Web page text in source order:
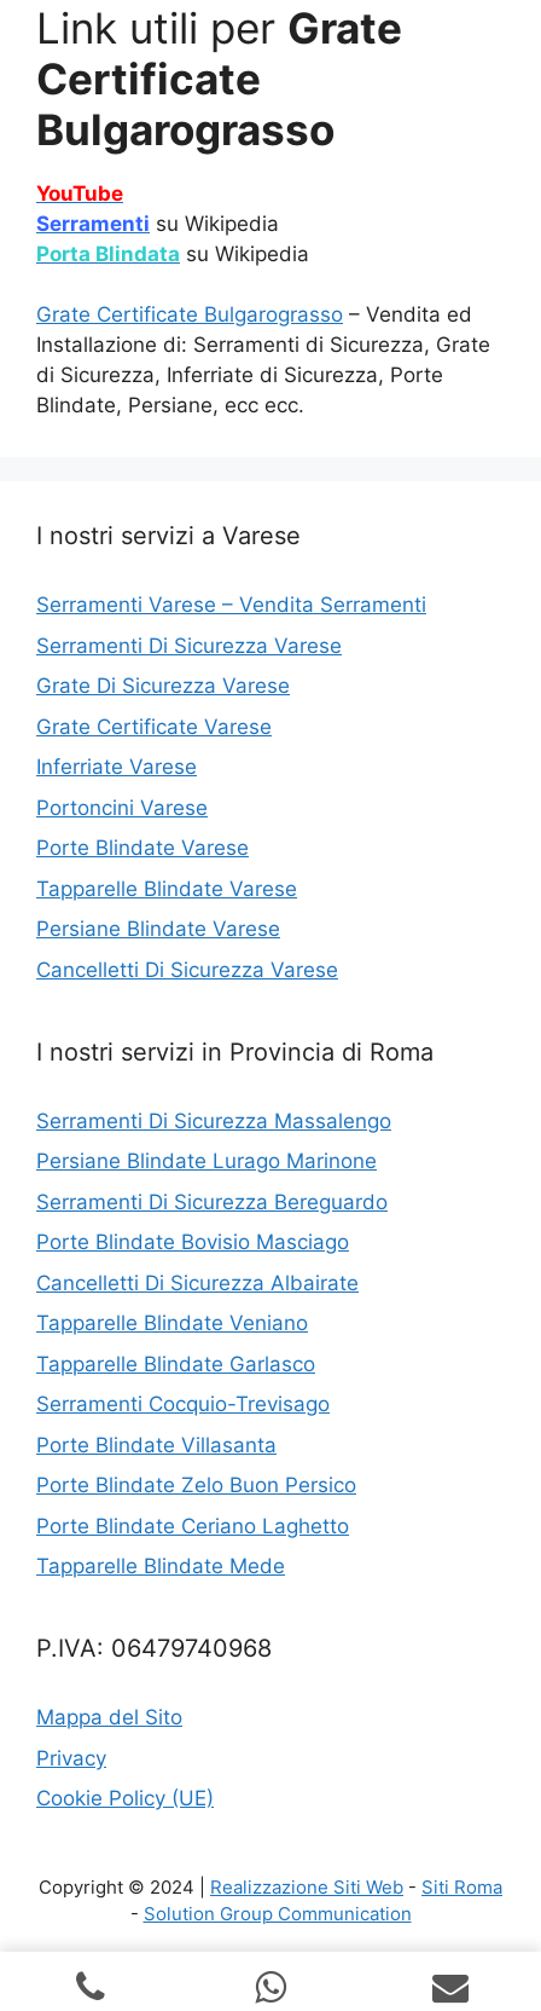
Link utili per Grate
Certificate
Bulgarograsso
YouTube
Serramenti su Wikipedia
Porta Blindata su Wikipedia
Grate Certificate Bulgarograsso – Vendita ed
Installazione di: Serramenti di Sicurezza, Grate
di Sicurezza, Inferriate di Sicurezza, Porte
Blindate, Persiane, ecc ecc.
I nostri servizi a Varese
Serramenti Varese – Vendita Serramenti
Serramenti Di Sicurezza Varese
Grate Di Sicurezza Varese
Grate Certificate Varese
Inferriate Varese
Portoncini Varese
Porte Blindate Varese
Tapparelle Blindate Varese
Persiane Blindate Varese
Cancelletti Di Sicurezza Varese
I nostri servizi in Provincia di Roma
Serramenti Di Sicurezza Massalengo
Persiane Blindate Lurago Marinone
Serramenti Di Sicurezza Bereguardo
Porte Blindate Bovisio Masciago
Cancelletti Di Sicurezza Albairate
Tapparelle Blindate Veniano
Tapparelle Blindate Garlasco
Serramenti Cocquio-Trevisago
Porte Blindate Villasanta
Porte Blindate Zelo Buon Persico
Porte Blindate Ceriano Laghetto
Tapparelle Blindate Mede
P.IVA: 06479740968
Mappa del Sito
Privacy
Cookie Policy (UE)
Copyright © 2024 | Realizzazione Siti Web - Siti Roma
- Solution Group Communication